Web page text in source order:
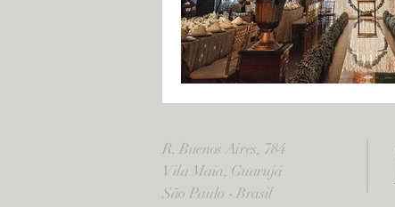
R. Buenos Aires, 784
Vila Maia, Guarujá
São Paulo - Brasil